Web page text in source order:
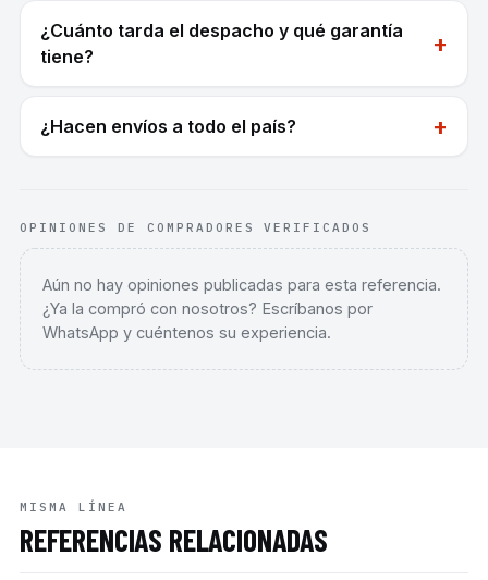
¿Cuánto tarda el despacho y qué garantía
tiene?
+
¿Hacen envíos a todo el país? +
OPINIONES DE COMPRADORES VERIFICADOS
Aún no hay opiniones publicadas para esta referencia.
¿Ya la compró con nosotros? Escríbanos por
WhatsApp y cuéntenos su experiencia.
MISMA LÍNEA
REFERENCIAS RELACIONADAS